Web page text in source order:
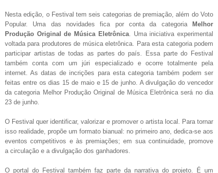
Nesta edição, o Festival tem seis categorias de premiação, além do Voto
Popular. Uma das novidades fica por conta da categoria Melhor
Produção Original de Música Eletrônica. Uma iniciativa experimental
voltada para produtores de música eletrônica. Para esta categoria podem
participar artistas de todas as partes do país. Essa parte do Festival
também conta com um júri especializado e ocorre totalmente pela
internet. As datas de incrições para esta categoria também podem ser
feitas entre os dias 15 de maio e 15 de junho. A divulgação do vencedor
da categoria Melhor Produção Original de Música Eletrônica será no dia
23 de junho.
O Festival quer identificar, valorizar e promover o artista local. Para tornar
isso realidade, propõe um formato bianual: no primeiro ano, dedica-se aos
eventos competitivos e às premiações; em sua continuidade, promove
a circulação e a divulgação dos ganhadores.
O portal do Festival também faz parte da narrativa do projeto. É um